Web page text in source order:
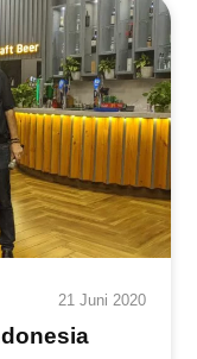
21 Juni 2020